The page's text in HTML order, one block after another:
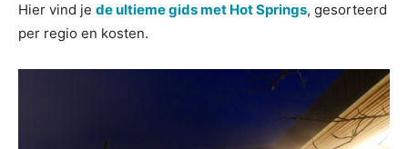
Hier vind je de ultieme gids met Hot Springs, gesorteerd
per regio en kosten.